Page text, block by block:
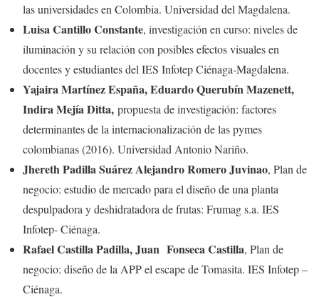
las universidades en Colombia. Universidad del Magdalena.
Luisa Cantillo Constante, investigación en curso: niveles de
iluminación y su relación con posibles efectos visuales en
docentes y estudiantes del IES Infotep Ciénaga-Magdalena.
Yajaira Martínez España, Eduardo Querubín Mazenett,
Indira Mejía Ditta, propuesta de investigación: factores
determinantes de la internacionalización de las pymes
colombianas (2016). Universidad Antonio Nariño.
Jhereth Padilla Suárez Alejandro Romero Juvinao, Plan de
negocio: estudio de mercado para el diseño de una planta
despulpadora y deshidratadora de frutas: Frumag s.a. IES
Infotep- Ciénaga.
Rafael Castilla Padilla, Juan Fonseca Castilla, Plan de
negocio: diseño de la APP el escape de Tomasita. IES Infotep –
Ciénaga.